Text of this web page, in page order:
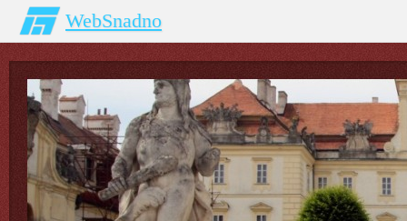
WebSnadno